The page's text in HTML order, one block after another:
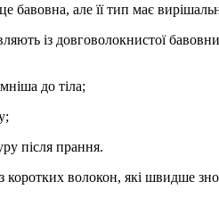
бавовна, але її тип має
із довговолокнистої
до тіла;
після прання.
коротких волокон, які швидше